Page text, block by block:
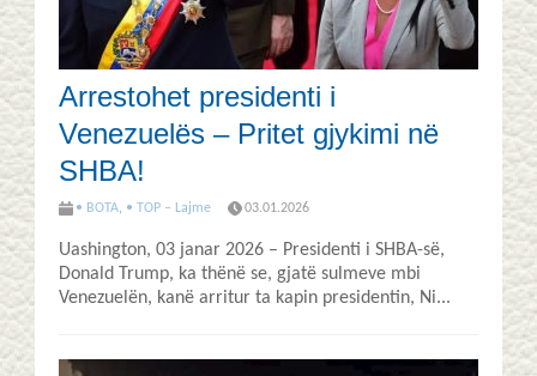
Arrestohet presidenti i
Venezuelës – Pritet gjykimi në
SHBA!
• BOTA, • TOP – Lajme 03.01.2026
Uashington, 03 janar 2026 – Presidenti i SHBA-së,
Donald Trump, ka thënë se, gjatë sulmeve mbi
Venezuelën, kanë arritur ta kapin presidentin, Ni...